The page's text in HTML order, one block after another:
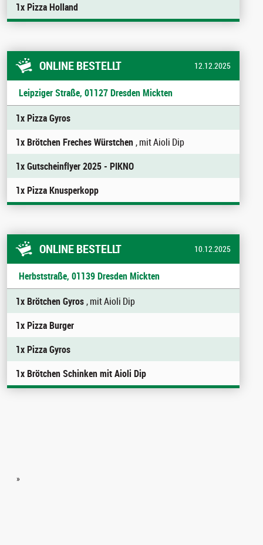
1x Pizza Holland
ONLINE BESTELLT 12.12.2025
Leipziger Straße, 01127 Dresden Mickten
1x Pizza Gyros
1x Brötchen Freches Würstchen, mit Aioli Dip
1x Gutscheinflyer 2025 - PIKNO
1x Pizza Knusperkopp
ONLINE BESTELLT 10.12.2025
Herbststraße, 01139 Dresden Mickten
1x Brötchen Gyros, mit Aioli Dip
1x Pizza Burger
1x Pizza Gyros
1x Brötchen Schinken mit Aioli Dip
»